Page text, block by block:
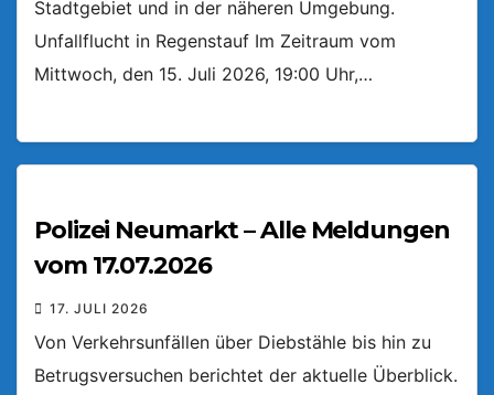
Stadtgebiet und in der näheren Umgebung.
Unfallflucht in Regenstauf Im Zeitraum vom
Mittwoch, den 15. Juli 2026, 19:00 Uhr,…
Polizei Neumarkt – Alle Meldungen
vom 17.07.2026
17. JULI 2026
Von Verkehrsunfällen über Diebstähle bis hin zu
Betrugsversuchen berichtet der aktuelle Überblick.